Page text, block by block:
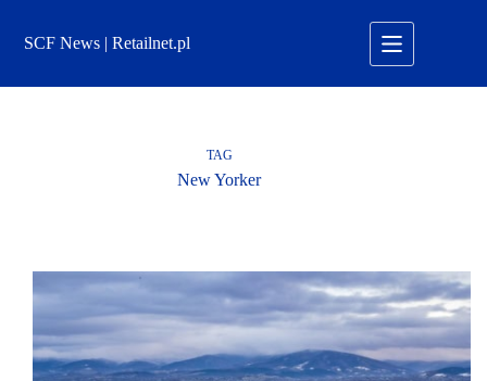
treściSCF News | Retailnet.pl
TAG
New Yorker